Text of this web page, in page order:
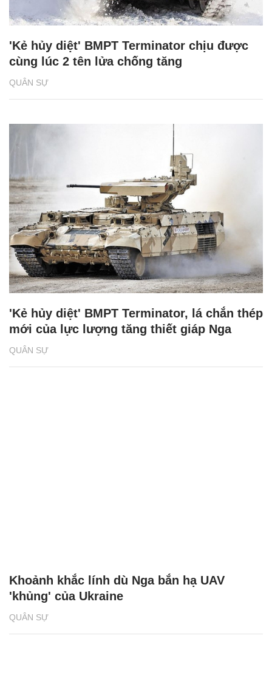
QUÂN SỰ
'Kẻ hủy diệt' BMPT Terminator chịu được
cùng lúc 2 tên lửa chống tăng
QUÂN SỰ
'Kẻ hủy diệt' BMPT Terminator, lá chắn thép
mới của lực lượng tăng thiết giáp Nga
QUÂN SỰ
Khoảnh khắc lính dù Nga bắn hạ UAV
'khủng' của Ukraine